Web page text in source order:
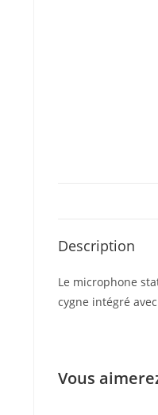
Description
Le microphone
cygne intégré
Vous